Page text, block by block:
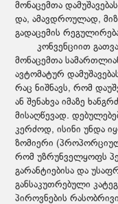
მონაცემთა
და, ამავდროულად,
გადაცემის
კონვენციით
მონაცემთა
ავტომატურ
რაც ნიშნავს, რომ
ან შენახვა იმაზე
მისაღწევად.
კერძოდ, ისინი უნდა
ზომიერი
რომ უზრუნველყოფს
გარანტიებისა და
განსაკუთრებული
პიროვნების